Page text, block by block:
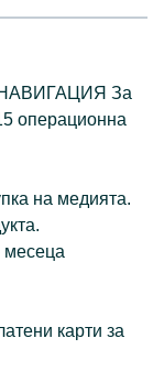
За
операционна
на медията.
месеца
карти за